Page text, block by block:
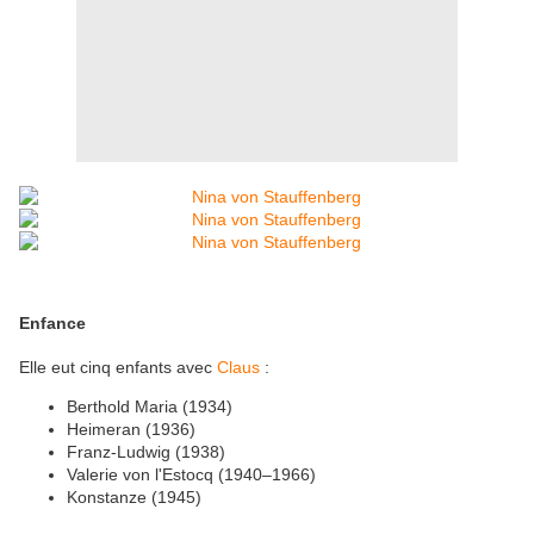
Enfance
Elle eut cinq enfants avec Claus :
Berthold Maria (1934)
Heimeran (1936)
Franz-Ludwig (1938)
Valerie von l'Estocq (1940–1966)
Konstanze (1945)